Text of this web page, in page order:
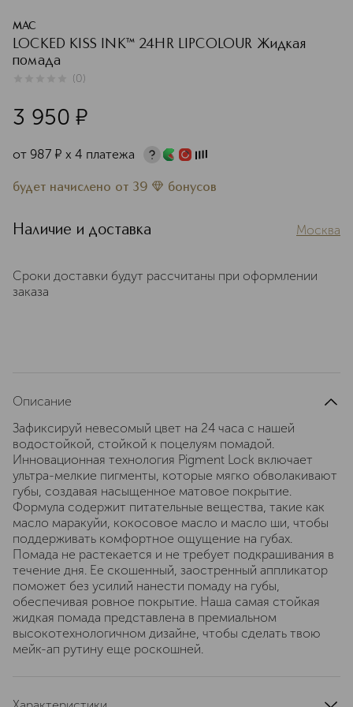
MAC
LOCKED KISS INK™ 24HR LIPCOLOUR Жидкая
помада
(0)
3 950 ¤
от 987 ¤ х 4 платежа
будет начислено от 39 бонусов
Наличие и доставка Москва
Сроки доставки будут рассчитаны при оформлении
заказа
Описание
Зафиксируй невесомый цвет на 24 часа с нашей
водостойкой, стойкой к поцелуям помадой.
Инновационная технология Pigment Lock включает
ультра-мелкие пигменты, которые мягко обволакивают
губы, создавая насыщенное матовое покрытие.
Формула содержит питательные вещества, такие как
масло маракуйи, кокосовое масло и масло ши, чтобы
поддерживать комфортное ощущение на губах.
Помада не растекается и не требует подкрашивания в
течение дня. Ее скошенный, заостренный аппликатор
поможет без усилий нанести помаду на губы,
обеспечивая ровное покрытие. Наша самая стойкая
жидкая помада представлена в премиальном
высокотехнологичном дизайне, чтобы сделать твою
мейк-ап рутину еще роскошней.